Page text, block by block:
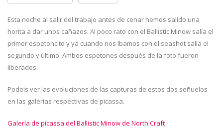
Esta noche al salir del trabajo antes de cenar hemos salido una
horita a dar unos cañazos. Al poco rato con el Ballistic Minow salía el
primer espetoncito y ya cuando nos íbamos con el seashot salía el
segundo y último. Ambos espetones después de la foto fueron
liberados.
Podeis ver las evoluciones de las capturas de estos dos señuelos
en las galerías respectivas de picassa.
Galería de picassa del Ballistic Minow de North Craft